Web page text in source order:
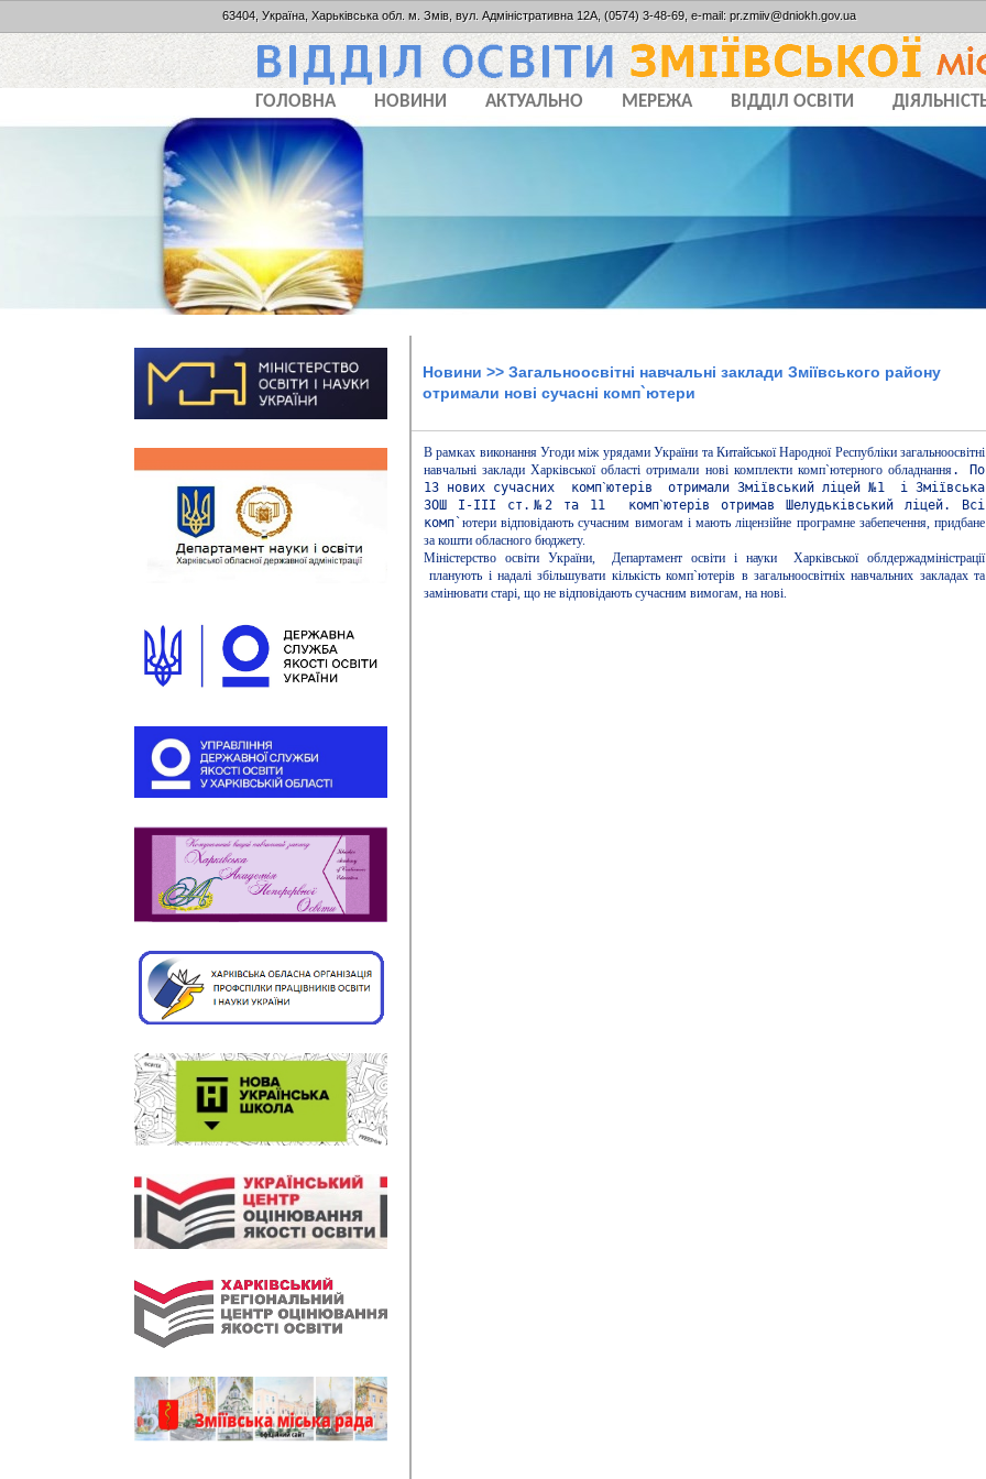
63404, Україна, Харьківська обл. м. Змів, вул. Адміністративна 12А, (0574) 3-48-69, e-mail: pr.zmiiv@dniokh.gov.ua
ГОЛОВНА НОВИНИ АКТУАЛЬНО МЕРЕЖА ВІДДІЛ ОСВІТИ
Новини >> Загальноосвітні навчальні заклади Зміївського району
отримали нові сучасні комп`ютери
В рамках виконання Угоди між урядами України та Китайської Народної Республіки загальноосвітні
навчальні заклади Харківської області отримали нові комплекти комп`ютерного обладнання. По
13 нових сучасних комп`ютерів отримали Зміївський ліцей №1 і Зміївська
ЗОШ І-ІІІ ст.№2 та 11 комп`ютерів отримав Шелудьківський ліцей. Всі
комп`ютери відповідають сучасним вимогам і мають ліцензійне програмне забепечення, придбане
за кошти обласного бюджету.
Міністерство освіти України, Департамент освіти і науки Харківської облдержадміністрації
планують і надалі збільшувати кількість комп`ютерів в загальноосвітніх навчальних закладах та
замінювати старі, що не відповідають сучасним вимогам, на нові.